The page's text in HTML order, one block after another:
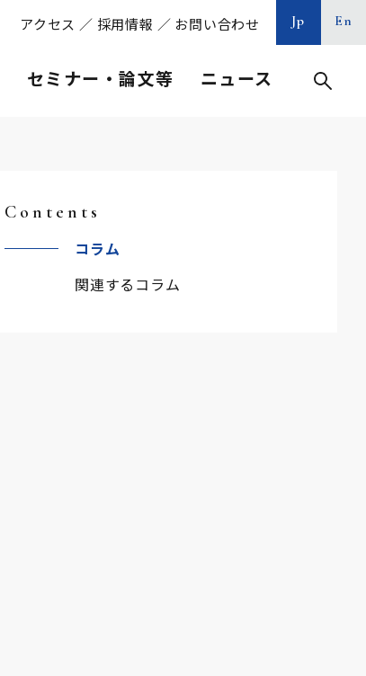
アクセス ／ 採用情報 ／ お問い合わせ Jp En
セミナー・論文等 ニュース
Contents
コラム
関連するコラム